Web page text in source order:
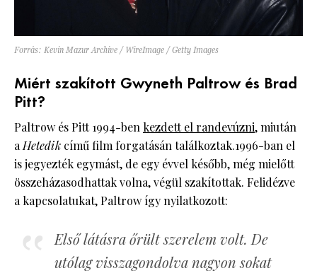
Forrás: Kevin Mazur Archive / WireImage / Getty Images
Miért szakított Gwyneth Paltrow és Brad
Pitt?
Paltrow és Pitt 1994-ben kezdett el randevúzni, miután
a Hetedik című film forgatásán találkoztak.1996-ban el
is jegyezték egymást, de egy évvel később, még mielőtt
összeházasodhattak volna, végül szakítottak. Felidézve
a kapcsolatukat, Paltrow így nyilatkozott:
Első látásra őrült szerelem volt. De
utólag visszagondolva nagyon sokat